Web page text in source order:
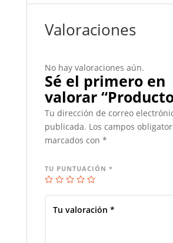
Valoraciones
No hay valoraciones aún.
Sé el primero en
valorar
Tu dirección de correo
publicada. Los campos
marcados con *
TU PUNTUACIÓN *